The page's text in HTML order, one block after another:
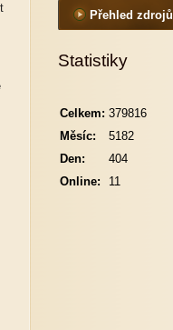
Přehled zdrojů
Statistiky
Online: 11
Celkem: 379816
Měsíc:
5182
Den:
404